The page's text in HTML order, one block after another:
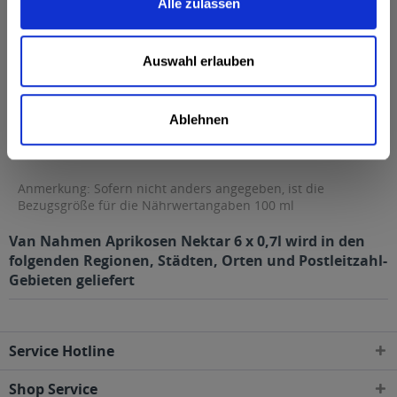
Auswahl erlauben
Ablehnen
0,5 g
davon gesättigte Fettsäuren
0,5 g
13 g
davon Zucker
13 g
0 g
Salz
0,01 g
Anmerkung: Sofern nicht anders angegeben, ist die
Bezugsgröße für die Nährwertangaben 100 ml
Van Nahmen Aprikosen Nektar 6 x 0,7l wird in den
folgenden Regionen, Städten, Orten und Postleitzahl-
Gebieten geliefert
Service Hotline
Shop Service